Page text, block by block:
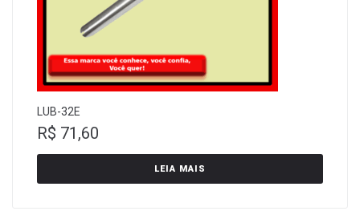
LUB-32E
R$ 71,60
LEIA MAIS